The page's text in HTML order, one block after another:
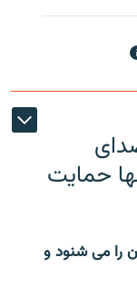
حمایت
را می شنود و